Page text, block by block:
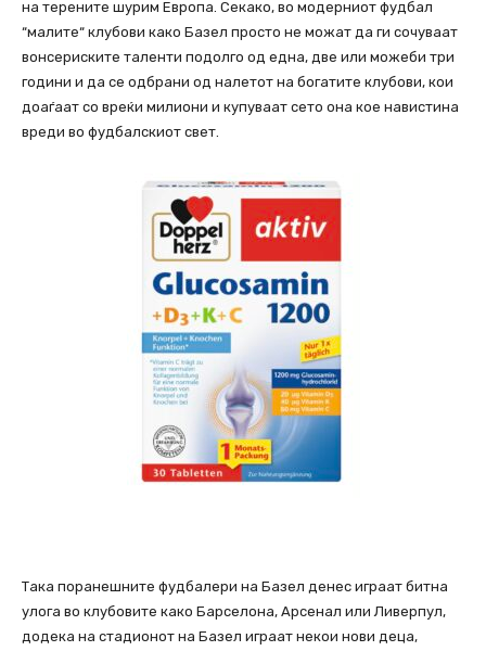
на терените шурим Европа. Секако, во модерниот фудбал
“малите“ клубови како Базел просто не можат да ги сочуваат
вонсериските таленти подолго од една, две или можеби три
години и да се одбрани од налетот на богатите клубови, кои
доаѓаат со вреќи милиони и купуваат сето она кое навистина
вреди во фудбалскиот свет.
Така поранешните фудбалери на Базел денес играат битна
улога во клубовите како Барселона, Арсенал или Ливерпул,
додека на стадионот на Базел играат некои нови деца,